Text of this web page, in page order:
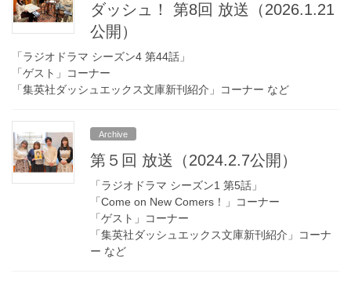
ダッシュ！ 第8回 放送（2026.1.21
公開）
「ラジオドラマ シーズン4 第44話」
「ゲスト」コーナー
「集英社ダッシュエックス文庫新刊紹介」コーナー など
Archive
第５回 放送（2024.2.7公開）
「ラジオドラマ シーズン1 第5話」
「Come on New Comers！」コーナー
「ゲスト」コーナー
「集英社ダッシュエックス文庫新刊紹介」コーナ
ー など